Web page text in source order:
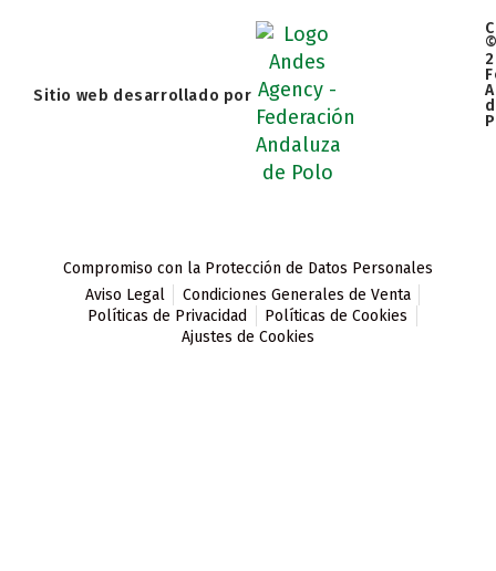
Sitio web desarrollado por
Compromiso con la Protección de Datos Personales
Aviso Legal
Condiciones Generales de Venta
Políticas de Privacidad
Políticas de Cookies
Ajustes de Cookies